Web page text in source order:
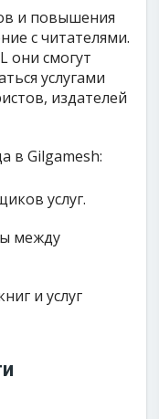
и повышения
с читателями.
они смогут
услугами
издателей
в Gilgamesh:
услуг.
между
и услуг